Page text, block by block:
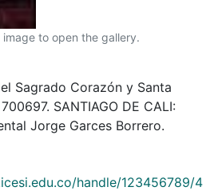
image to open the gallery.
Sagrado Corazón y Santa
SANTIAGO DE CALI:
Jorge Garces Borrero.
handle/123456789/4